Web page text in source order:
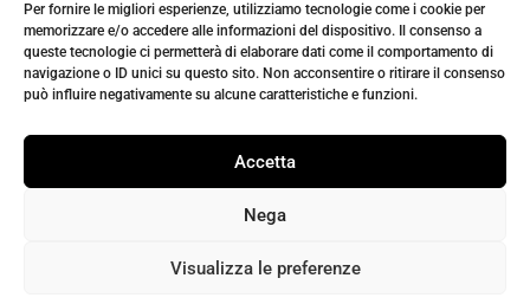
Per fornire le migliori esperienze, utilizziamo tecnologie come i cookie per
memorizzare e/o accedere alle informazioni del dispositivo. Il consenso a
queste tecnologie ci permetterà di elaborare dati come il comportamento di
navigazione o ID unici su questo sito. Non acconsentire o ritirare il consenso
può influire negativamente su alcune caratteristiche e funzioni.
Accetta
Nega
Visualizza le preferenze
Via Michele imperiali, ang. via Salvo d'Acquisto, 205,
72021, Francavilla Fontana, Puglia
info@laiatessuti.com
+39 327 46 19 544